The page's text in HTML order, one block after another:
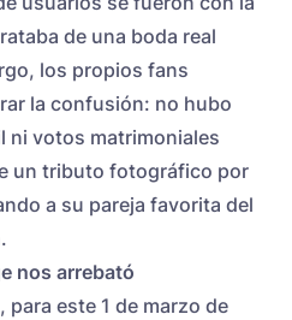
de una boda real
los propios fans
la confusión: no hubo
ni votos matrimoniales
un tributo fotográfico por
a su pareja favorita del
nos arrebató
para este 1 de marzo de